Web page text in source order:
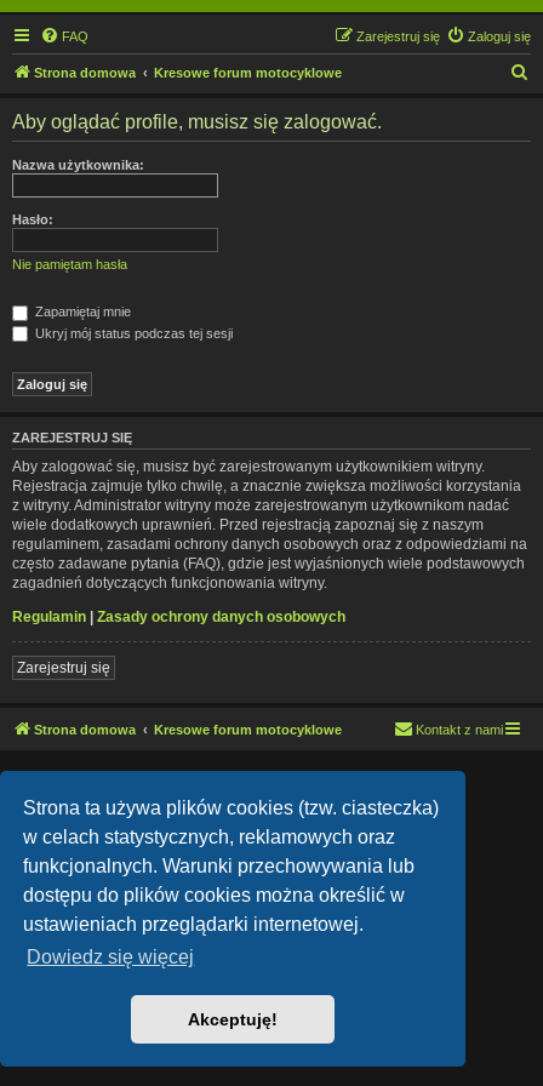
Strona ta używa plików cookies (tzw. ciasteczka)
w celach statystycznych, reklamowych oraz
funkcjonalnych. Warunki przechowywania lub
dostępu do plików cookies można określić w
ustawieniach przeglądarki internetowej.
Dowiedz się więcej
Akceptuję!
FAQ Zaloguj się
Zarejestruj się
Strona domowa Kresowe forum motocyklowe
Aby oglądać profile, musisz się zalogować.
Nazwa użytkownika:
Hasło:
Nie pamiętam hasła
Zapamiętaj mnie
Ukryj mój status podczas tej sesji
ZAREJESTRUJ SIĘ
Aby zalogować się, musisz być zarejestrowanym użytkownikiem witryny.
Rejestracja zajmuje tylko chwilę, a znacznie zwiększa możliwości korzystania
z witryny. Administrator witryny może zarejestrowanym użytkownikom nadać
wiele dodatkowych uprawnień. Przed rejestracją zapoznaj się z naszym
regulaminem, zasadami ochrony danych osobowych oraz z odpowiedziami na
często zadawane pytania (FAQ), gdzie jest wyjaśnionych wiele podstawowych
zagadnień dotyczących funkcjonowania witryny.
Regulamin | Zasady ochrony danych osobowych
Zarejestruj się
Strona domowa Kresowe forum motocyklowe Kontakt z nami
Style Version: 1.1.9
Polski pakiet językowy dostarczaphpBB.pl
Zasady ochrony danych osobowych|Regulamin